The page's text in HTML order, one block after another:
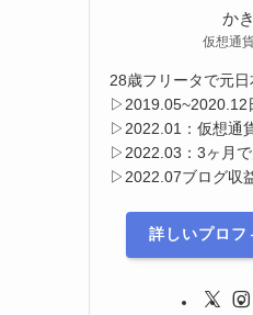
か
仮想通
28歳フリータで元日
▷2019.05~2020.12
▷2022.01：仮想通
▷2022.03：3ヶ月
▷2022.07ブログ収
詳しいプロフ